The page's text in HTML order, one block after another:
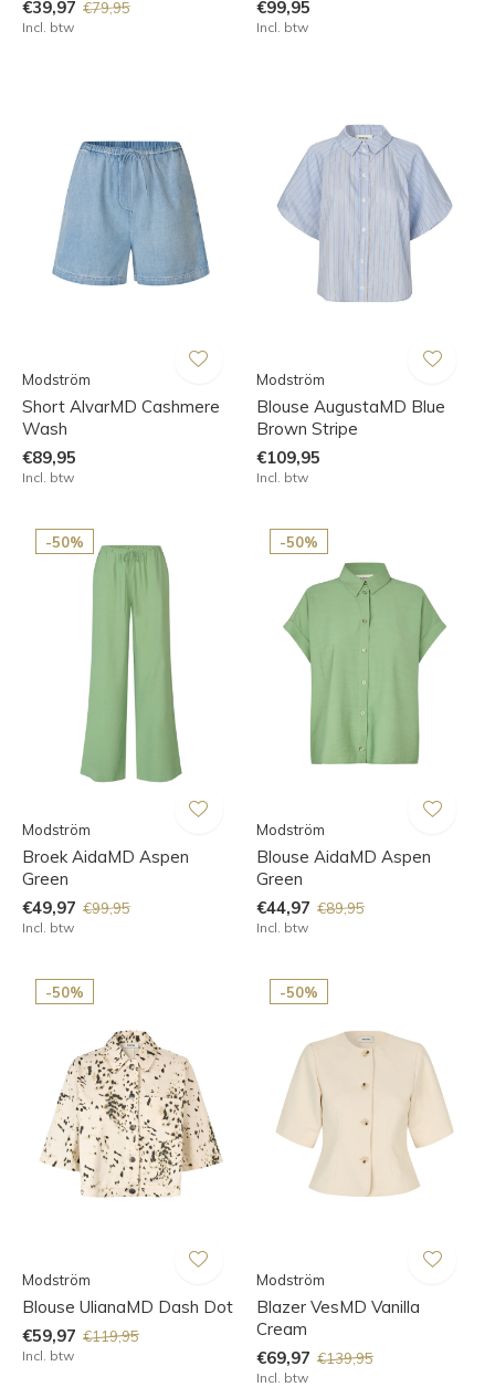
€39,97 €79,95
Incl. btw
€99,95
Incl. btw
Modström
Short AlvarMD Cashmere
Wash
€89,95
Incl. btw
Modström
Blouse AugustaMD Blue
Brown Stripe
€109,95
Incl. btw
-50%
Modström
Broek AidaMD Aspen
Green
€49,97 €99,95
Incl. btw
-50%
Modström
Blouse AidaMD Aspen
Green
€44,97 €89,95
Incl. btw
-50%
Modström
Blouse UlianaMD Dash Dot
€59,97 €119,95
Incl. btw
-50%
Modström
Blazer VesMD Vanilla
Cream
€69,97 €139,95
Incl. btw